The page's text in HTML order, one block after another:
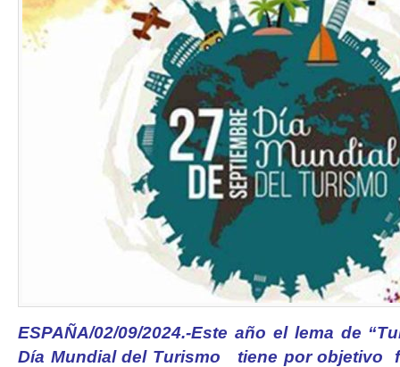
ESPAÑA/02/09/2024.-Este año el lema de
Día Mundial del Turismo tiene por objetivo